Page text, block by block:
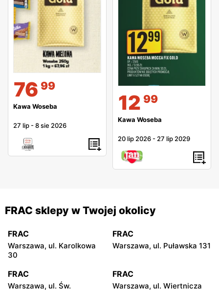
76 99
Kawa Woseba
27 lip -8 sie 2026
12 99
Kawa Woseba
20 lip 2026 - 27 lip 2029
FRAC sklepy w Twojej okolicy
FRAC
Warszawa, ul. Karolkowa
30
FRAC
Warszawa, ul. Puławska 131
FRAC
Warszawa, ul. Św.
FRAC
Warszawa, ul. Wiertnicza